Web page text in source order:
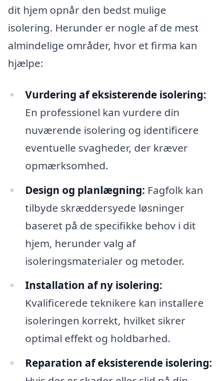
dit hjem opnår den bedst mulige
isolering. Herunder er nogle af de mest
almindelige områder, hvor et firma kan
hjælpe:
Vurdering af eksisterende isolering:
En professionel kan vurdere din
nuværende isolering og identificere
eventuelle svagheder, der kræver
opmærksomhed.
Design og planlægning: Fagfolk kan
tilbyde skræddersyede løsninger
baseret på de specifikke behov i dit
hjem, herunder valg af
isoleringsmaterialer og metoder.
Installation af ny isolering:
Kvalificerede teknikere kan installere
isoleringen korrekt, hvilket sikrer
optimal effekt og holdbarhed.
Reparation af eksisterende isolering: